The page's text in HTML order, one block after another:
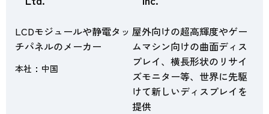
本社 中国
LCDモジュールや静電タッ
チパネルのメーカー
屋外向けの超高輝度やゲー
ムマシン向けの曲面ディス
プレイ、横長形状のリサイ
ズモニター等、世界に先駆
けて新しいディスプレイを
提供